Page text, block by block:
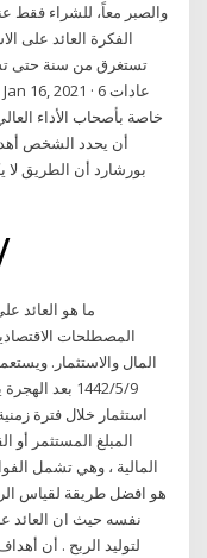
والصبر معاً، للشراء فقط
تستغرق من سنة حتى
أن يحدد الشخص
بورشارد أن الطريق
5‏‏/4‏‏/
ما هو العائد
المصطلحات
المال والاستثمار.
9‏‏/5‏‏/1442 بعد
استثمار خلال فترة
المبلغ المستثمر أو
هو افضل طريقة لقياس
نفسه حيث ان العائد